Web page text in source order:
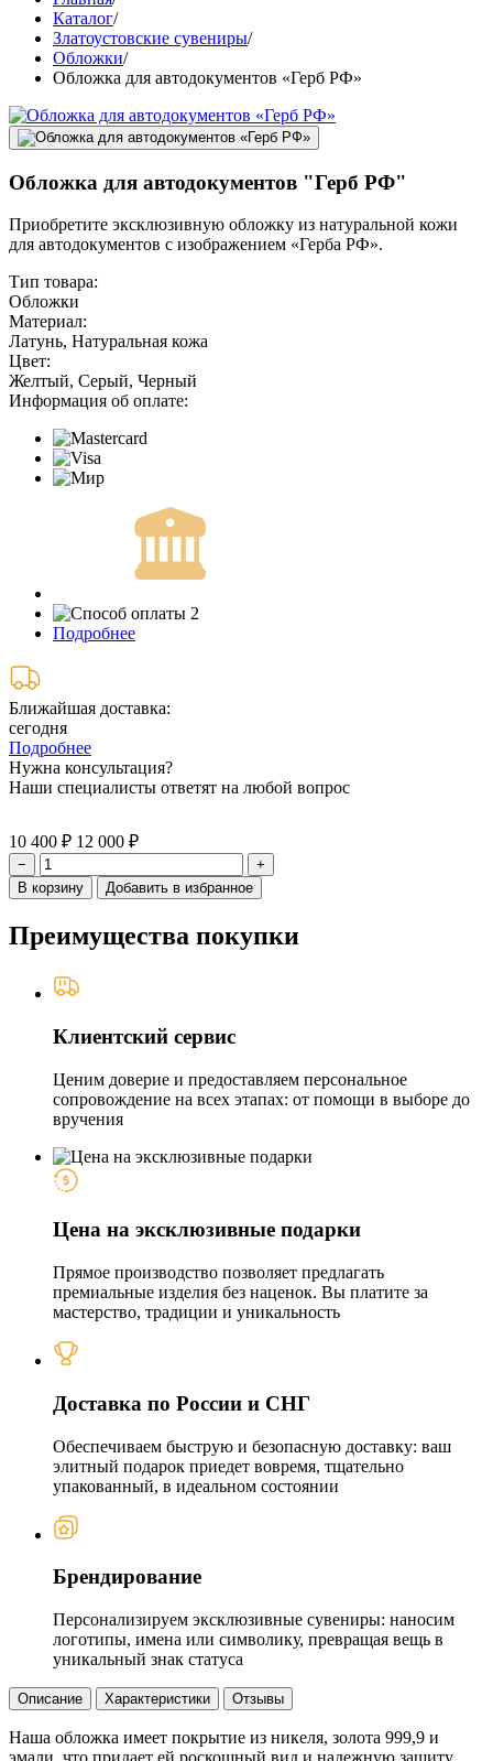
Каталог/
Златоустовские сувениры/
Обложки/
Обложка для автодокументов «Герб РФ»
Обложка для автодокументов "Герб РФ"
Приобретите эксклюзивную обложку из натуральной кожи
для автодокументов с изображением «Герба РФ».
Тип товара:
Обложки
Материал:
Латунь, Натуральная кожа
Цвет:
Желтый, Серый, Черный
Информация об оплате:
Подробнее
Ближайшая доставка:
сегодня
Подробнее
Нужна консультация?
Наши специалисты ответят на любой вопрос
10 400 ₽ 12 000 ₽
−
+
В корзину
Добавить в избранное
Преимущества покупки
Клиентский сервис
Ценим доверие и предоставляем персональное
сопровождение на всех этапах: от помощи в выборе до
вручения
Цена на эксклюзивные подарки
Прямое производство позволяет предлагать
премиальные изделия без наценок. Вы платите за
мастерство, традиции и уникальность
Доставка по России и СНГ
Обеспечиваем быструю и безопасную доставку: ваш
элитный подарок приедет вовремя, тщательно
упакованный, в идеальном состоянии
Брендирование
Персонализируем эксклюзивные сувениры: наносим
логотипы, имена или символику, превращая вещь в
уникальный знак статуса
Описание Характеристики Отзывы
Наша обложка имеет покрытие из никеля, золота 999,9 и
эмали, что придает ей роскошный вид и надежную защиту